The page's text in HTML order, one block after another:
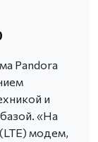
Pandora
и
«На
модем,